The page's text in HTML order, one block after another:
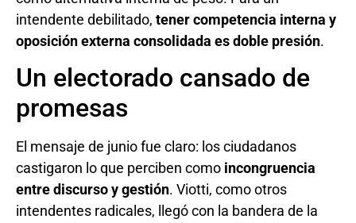
intendente debilitado, tener competencia interna y
oposición externa consolidada es doble presión.
Un electorado cansado de
promesas
El mensaje de junio fue claro: los ciudadanos
castigaron lo que perciben como incongruencia
entre discurso y gestión. Viotti, como otros
intendentes radicales, llegó con la bandera de la